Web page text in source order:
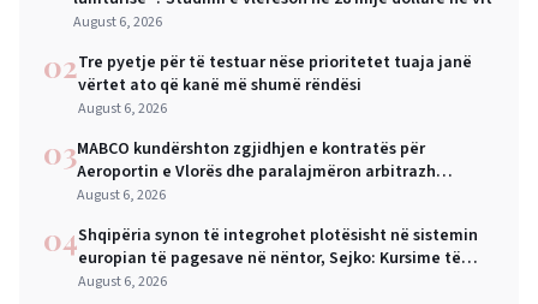
August 6, 2026
02Tre pyetje për të testuar nëse prioritetet tuaja janë
vërtet ato që kanë më shumë rëndësi
August 6, 2026
03MABCO kundërshton zgjidhjen e kontratës për
Aeroportin e Vlorës dhe paralajmëron arbitrazh
ndërkombëtar
August 6, 2026
04Shqipëria synon të integrohet plotësisht në sistemin
europian të pagesave në nëntor, Sejko: Kursime të
mëdha për qytetarët dhe bizneset
August 6, 2026